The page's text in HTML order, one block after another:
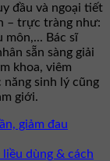
đầu và ngoại tiết
– trực tràng như:
môn,... Bác sĩ
sẵn sàng giải
khoa, viêm
sinh lý cũng
giới.
giảm đau
dùng & cách